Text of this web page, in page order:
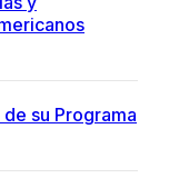
su Programa